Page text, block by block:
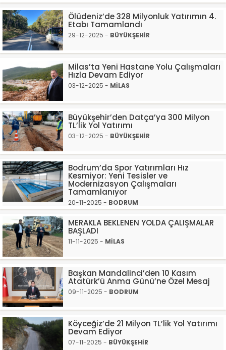
Ölüdeniz’de 328 Milyonluk Yatırımın 4.
Etabı Tamamlandı
29-12-2025 - BÜYÜKŞEHİR
Milas’ta Yeni Hastane Yolu Çalışmaları
Hızla Devam Ediyor
03-12-2025 - MİLAS
Büyükşehir’den Datça’ya 300 Milyon
TL’lik Yol Yatırımı
03-12-2025 - BÜYÜKŞEHİR
Bodrum’da Spor Yatırımları Hız
Kesmiyor: Yeni Tesisler ve
Modernizasyon Çalışmaları
Tamamlanıyor
20-11-2025 - BODRUM
MERAKLA BEKLENEN YOLDA ÇALIŞMALAR
BAŞLADI
11-11-2025 - MİLAS
Başkan Mandalinci’den 10 Kasım
Atatürk’ü Anma Günü’ne Özel Mesaj
09-11-2025 - BODRUM
Köyceğiz’de 21 Milyon TL’lik Yol Yatırımı
Devam Ediyor
07-11-2025 - BÜYÜKŞEHİR